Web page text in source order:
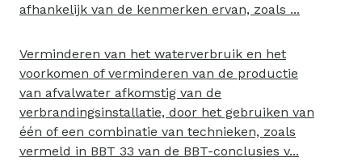
afhankelijk van de kenmerken ervan, zoals ...
Verminderen van het waterverbruik en het
voorkomen of verminderen van de productie
van afvalwater afkomstig van de
verbrandingsinstallatie, door het gebruiken van
één of een combinatie van technieken, zoals
vermeld in BBT 33 van de BBT-conclusies v...